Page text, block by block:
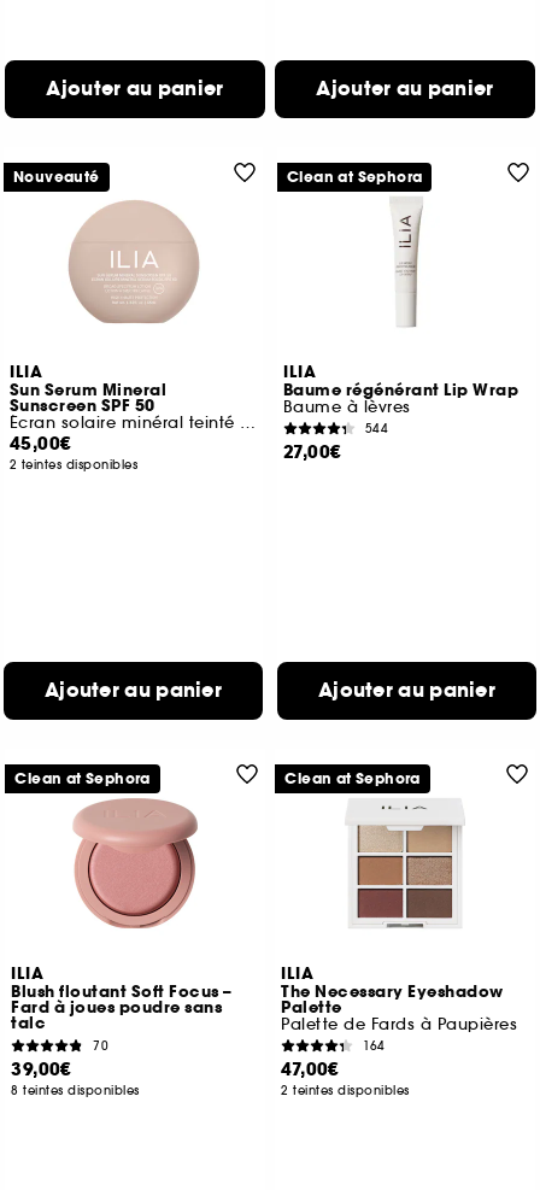
Ajouter au panier Ajouter au panier
ILIA
Sun Serum Mineral
Sunscreen SPF 50
Écran solaire minéral teinté SPF 50
45,00€
2 teintes disponibles
Ajouter au panier
Nouveauté
ILIA
Baume régénérant Lip Wrap
Baume à lèvres
544
27,00€
Ajouter au panier
Clean at Sephora
ILIA
Blush floutant Soft Focus –
Fard à joues poudre sans
talc
70
39,00€
8 teintes disponibles
Clean at Sephora
ILIA
The Necessary Eyeshadow
Palette
Palette de Fards à Paupières
164
47,00€
2 teintes disponibles
Clean at Sephora